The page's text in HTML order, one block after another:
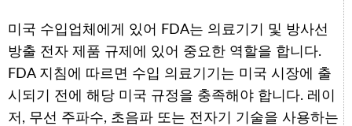
미국 수입업체에게 있어 FDA는 의료기기 및 방사선
방출 전자 제품 규제에 있어 중요한 역할을 합니다.
FDA 지침에 따르면 수입 의료기기는 미국 시장에 출
시되기 전에 해당 미국 규정을 충족해야 합니다. 레이
저, 무선 주파수, 초음파 또는 전자기 기술을 사용하는